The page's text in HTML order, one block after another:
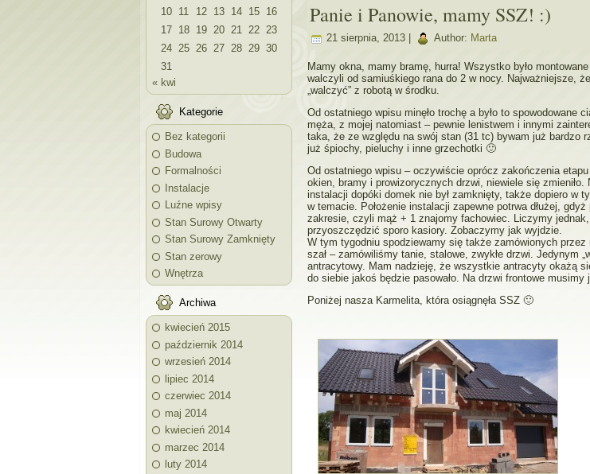
10 11 12 13 14 15
16
17 18 19 20 21 22 23
24 25 26 27 28 29 30
31
« kwi
Kategorie
Bez kategorii
Budowa
Formalności
Instalacje
Luźne wpisy
Stan Surowy Otwarty
Stan Surowy Zamknięty
Stan zerowy
Wnętrza
Archiwa
kwiecień 2015
październik 2014
wrzesień 2014
lipiec 2014
czerwiec 2014
maj 2014
kwiecień 2014
marzec 2014
luty 2014
Panie i Panowie, mamy SSZ! :)
21 sierpnia, 2013 | Author: Marta
Mamy okna, mamy bramę, hurra! Wszystko było
walczyli od samiuśkiego rana do 2 w nocy. Najważniejsze,
„walczyć” z robotą w środku.
Od ostatniego wpisu minęło trochę a było to spowodowane
męża, z mojej natomiast – pewnie lenistwem i innymi
taka, że ze względu na swój stan (31 tc) bywam już bardzo
już śpiochy, pieluchy i inne grzechotki 🙂
Od ostatniego wpisu – oczywiście oprócz zakończenia
okien, bramy i prowizorycznych drzwi, niewiele się
instalacji dopóki domek nie był zamknięty, także dopiero w
w temacie. Położenie instalacji zapewne potrwa dłużej,
zakresie, czyli mąż + 1 znajomy fachowiec. Liczymy
przyoszczędzić sporo kasiory. Zobaczymy jak wyjdzie.
W tym tygodniu spodziewamy się także zamówionych przez
szał – zamówiliśmy tanie, stalowe, zwykłe drzwi. Jedynym
antracytowy. Mam nadzieję, że wszystkie antracyty okażą
do siebie jakoś będzie pasowało. Na drzwi frontowe
Poniżej nasza Karmelita, która osiągnęła SSZ 🙂